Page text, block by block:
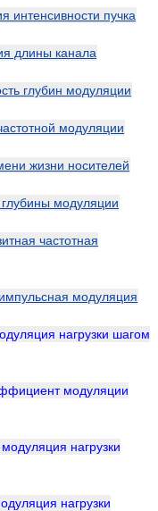
интенсивности пучка
длины канала
глубин модуляции
модуляции
жизни носителей
модуляции
частотная
модуляция
нагрузки шагом
модуляции
модуляция нагрузки
нагрузки